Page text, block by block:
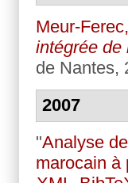
Meur-
intégrée de
de Nantes,
2007
"Analyse
marocain à